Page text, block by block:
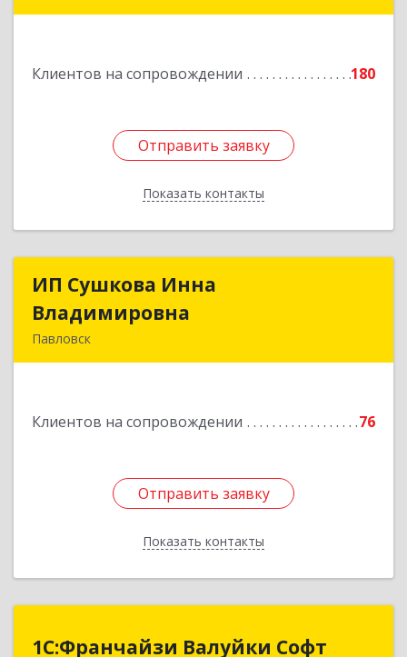
Клиентов на сопровождении 180
Отправить заявку
Показать контакты
Отправить заявку
Назад
ИП Сушкова Инна
Владимировна
Павловск
Клиентов на сопровождении 76
Отправить заявку
Показать контакты
ИП Сушкова Инна
Подробнее
Отправить заявку
Назад
1С:Франчайзи Валуйки Софт
1С:Франчайзи Валуйки Софт